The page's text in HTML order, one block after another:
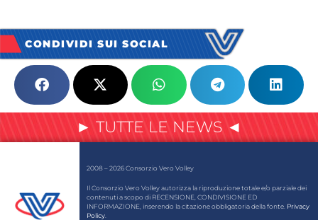
CONDIVIDI SUI SOCIAL
► TUTTE LE NEWS ◄
2008 – 2026 Consorzio Vero Volley
Il Consorzio Vero Volley autorizza la riproduzione totale e/o parziale dei
contenuti a scopo di RECENSIONE, CONDIVISIONE ED
INFORMAZIONE, inserendo la citazione obbligatoria della fonte. Privacy
Policy